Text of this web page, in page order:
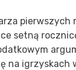
setną
na igrzyskach